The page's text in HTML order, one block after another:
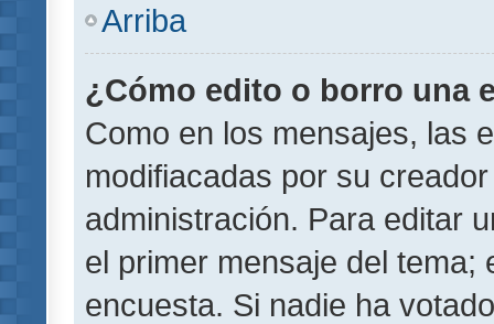
Arriba
¿Cómo edito o borro una
Como en los mensajes, las
modifiacadas por su
administración. Para editar
el primer mensaje del
encuesta. Si nadie ha